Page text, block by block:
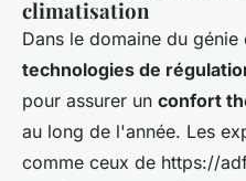
climatisation
Dans le domaine du
technologies de
pour assurer un confort
au long de l'année. Les
comme ceux de https://